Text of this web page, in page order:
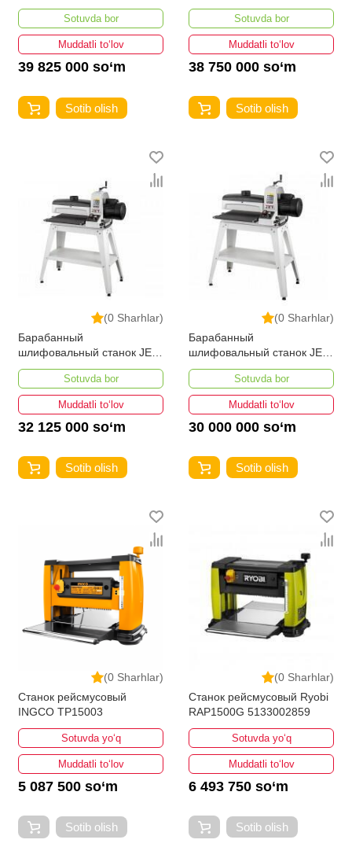
JWDS-2550-M
Sotuvda bor
Muddatli to‘lov
39 825 000 so‘m
Sotib olish
JWDS-2244-M
Sotuvda bor
Muddatli to‘lov
38 750 000 so‘m
Sotib olish
(0 Sharhlar)
Барабанный
шлифовальный станок JET
JWDS-1836-M
Sotuvda bor
Muddatli to‘lov
32 125 000 so‘m
Sotib olish
(0 Sharhlar)
Барабанный
шлифовальный станок JET
JWDS-1632-M
Sotuvda bor
Muddatli to‘lov
30 000 000 so‘m
Sotib olish
(0 Sharhlar)
Станок рейсмусовый
INGCO TP15003
Sotuvda yo‘q
Muddatli to‘lov
5 087 500 so‘m
Sotib olish
(0 Sharhlar)
Станок рейсмусовый Ryobi
RAP1500G 5133002859
Sotuvda yo‘q
Muddatli to‘lov
6 493 750 so‘m
Sotib olish